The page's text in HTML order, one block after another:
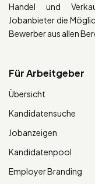
Handel und
Jobanbieter die
Bewerber aus allen
Für Arbeitgeber
Übersicht
Kandidatensuche
Jobanzeigen
Kandidatenpool
Employer Branding